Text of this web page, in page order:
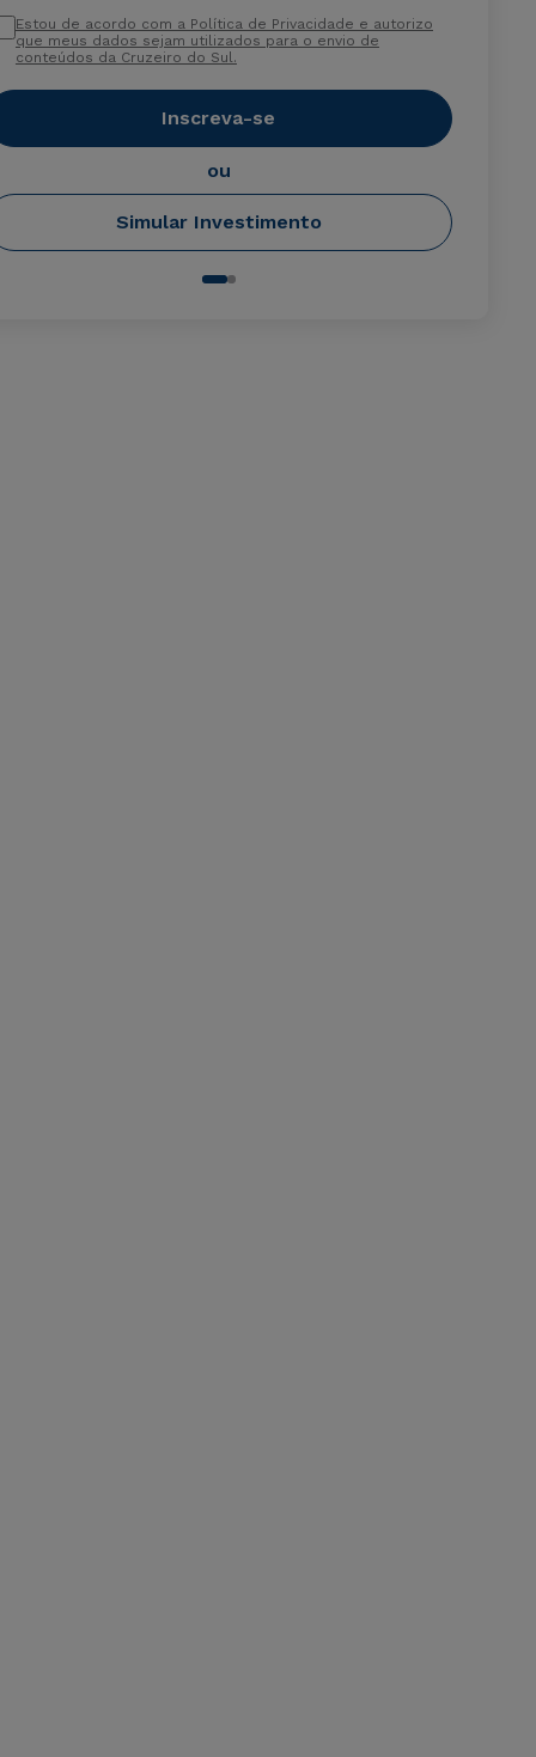
Estou de acordo com a Política de Privacidade e autorizo
que meus dados sejam utilizados para o envio de
conteúdos da Cruzeiro do Sul.
Inscreva-se
ou
Simular Investimento